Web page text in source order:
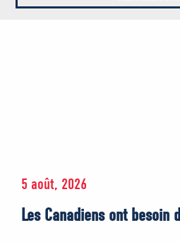
5 août, 2026
Les Canadiens ont